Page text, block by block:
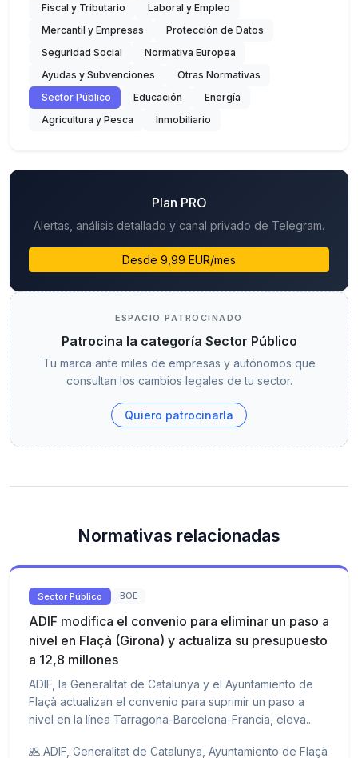
Fiscal y Tributario
Laboral y Empleo
Mercantil y Empresas
Protección de Datos
Seguridad Social
Normativa Europea
Ayudas y Subvenciones
Otras Normativas
Sector Público
Educación
Energía
Agricultura y Pesca
Inmobiliario
Plan PRO
Alertas, análisis detallado y canal privado de Telegram.
Desde 9,99 EUR/mes
ESPACIO PATROCINADO
Patrocina la categoría Sector Público
Tu marca ante miles de empresas y autónomos que
consultan los cambios legales de tu sector.
Quiero patrocinarla
Normativas relacionadas
Sector Público BOE
ADIF modifica el convenio para eliminar un paso a
nivel en Flaçà (Girona) y actualiza su presupuesto
a 12,8 millones
ADIF, la Generalitat de Catalunya y el Ayuntamiento de
Flaçà actualizan el convenio para suprimir un paso a
nivel en la línea Tarragona-Barcelona-Francia, eleva...
ADIF, Generalitat de Catalunya, Ayuntamiento de Flaçà